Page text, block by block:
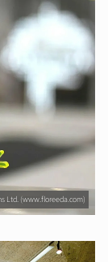
Ltd. (www.floreeda.com)